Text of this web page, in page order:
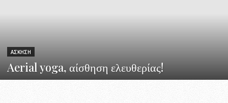
ΆΣΚΗΣΗ
Aerial yoga, αίσθηση ελευθερίας!